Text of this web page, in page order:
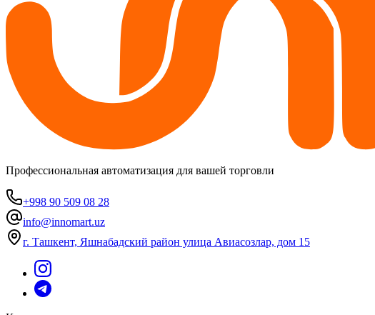
Профессиональная автоматизация для вашей торговли
+998 90 509 08 28
info@innomart.uz
г. Ташкент, Яшнабадский район улица Авиасозлар, дом 15